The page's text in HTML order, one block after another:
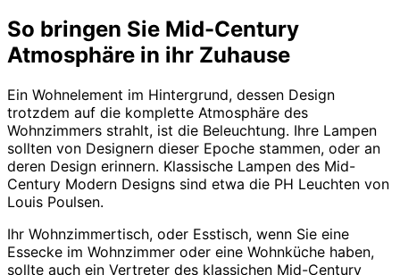
So bringen Sie Mid-Century
Atmosphäre in ihr Zuhause
Ein Wohnelement im Hintergrund, dessen Design
trotzdem auf die komplette Atmosphäre des
Wohnzimmers strahlt, ist die Beleuchtung. Ihre Lampen
sollten von Designern dieser Epoche stammen, oder an
deren Design erinnern. Klassische Lampen des Mid-
Century Modern Designs sind etwa die PH Leuchten von
Louis Poulsen.
Ihr Wohnzimmertisch, oder Esstisch, wenn Sie eine
Essecke im Wohnzimmer oder eine Wohnküche haben,
sollte auch ein Vertreter des klassichen Mid-Century